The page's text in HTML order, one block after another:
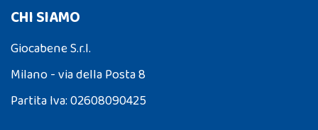
CHI SIAMO
Giocabene S.r.l.
Milano - via della Posta 8
Partita Iva: 02608090425